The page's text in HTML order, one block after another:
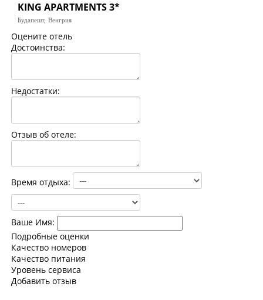
Цены дня
Страны
KING APARTMENTS 3*
Будапешт, Венгрия
Оцените отель
Достоинства:
Недостатки:
Отзыв об отеле:
Время отдыха:
Ваше Имя:
Подробные оценки
Качество номеров
Качество питания
Уровень сервиса
Добавить отзыв